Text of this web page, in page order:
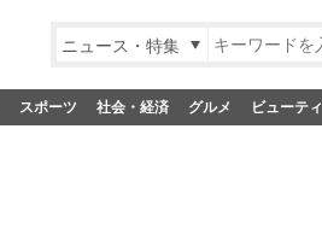
ニュース・特集
スポーツ 社会・経済 グルメ ビューティ